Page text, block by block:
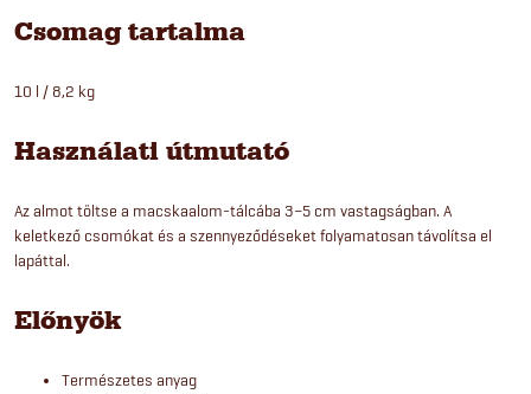
Csomag tartalma
10 l / 8,2 kg
Használati útmutató
Az almot töltse a macskaalom-tálcába 3–5 cm vastagságban. A
keletkező csomókat és a szennyeződéseket folyamatosan távolítsa el
lapáttal.
Előnyök
Természetes anyag